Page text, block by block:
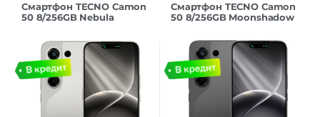
Смартфон TECNO Camon
50 8/256GB Nebula
Смартфон TECNO Camon
50 8/256GB Moonshadow